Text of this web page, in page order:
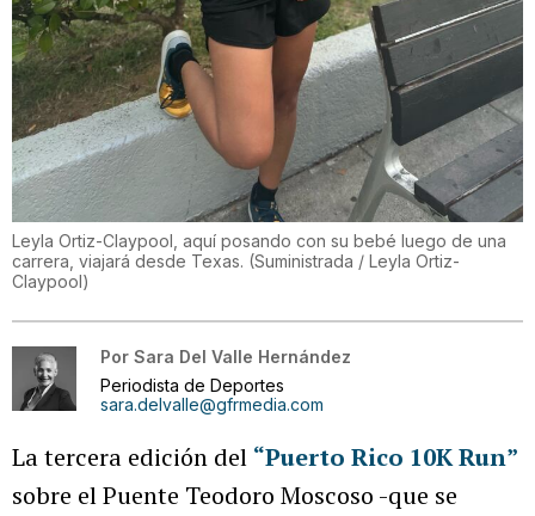
Leyla Ortiz-Claypool, aquí posando con su bebé luego de una
carrera, viajará desde Texas. (Suministrada / Leyla Ortiz-
Claypool)
Por Sara Del Valle Hernández
Periodista de Deportes
sara.delvalle@gfrmedia.com
La tercera edición del “Puerto Rico 10K Run”
sobre el Puente Teodoro Moscoso -que se